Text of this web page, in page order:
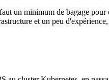
un minimum de bagage
et un peu d'expérience,